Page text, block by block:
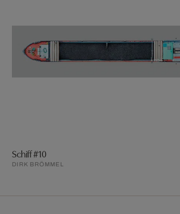
Schiff #10
DIRK BRÖMMEL